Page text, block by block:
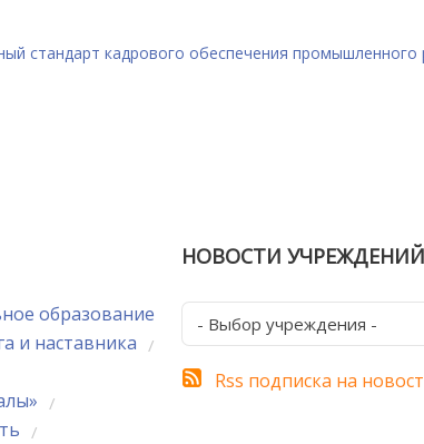
стандарт кадрового обеспечения промышленного
образование
и наставника /
/
/
НОВОСТИ УЧРЕЖДЕНИЙ
- Выбор учреждения -
Rss подписка на